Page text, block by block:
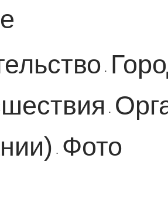
·
·
·
Фото